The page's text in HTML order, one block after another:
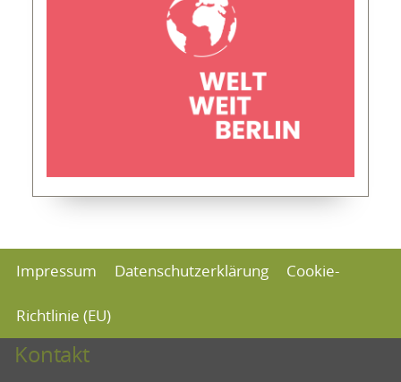
Kontakt
Impressum Datenschutzerklärung Cookie-
Richtlinie (EU)